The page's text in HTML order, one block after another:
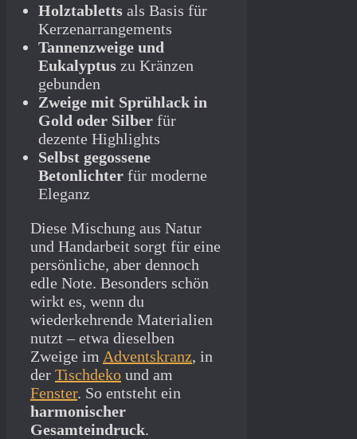
Holztabletts als Basis für
Kerzenarrangements
Tannenzweige und
Eukalyptus zu Kränzen
gebunden
Zweige mit Sprühlack in
Gold oder Silber für
dezente Highlights
Selbst gegossene
Betonlichter für moderne
Eleganz
Diese Mischung aus Natur
und Handarbeit sorgt für eine
persönliche, aber dennoch
edle Note. Besonders schön
wirkt es, wenn du
wiederkehrende Materialien
nutzt – etwa dieselben
Zweige im Adventskranz, in
der Tischdeko und am
Fenster. So entsteht ein
harmonischer
Gesamteindruck.